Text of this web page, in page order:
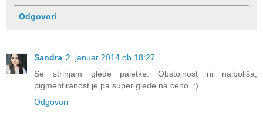
Odgovori
Sandra 2. januar 2014 ob 18:27
Se strinjam glede paletke. Obstojnost ni najboljša,
pigmentiranost je pa super glede na ceno. :)
Odgovori